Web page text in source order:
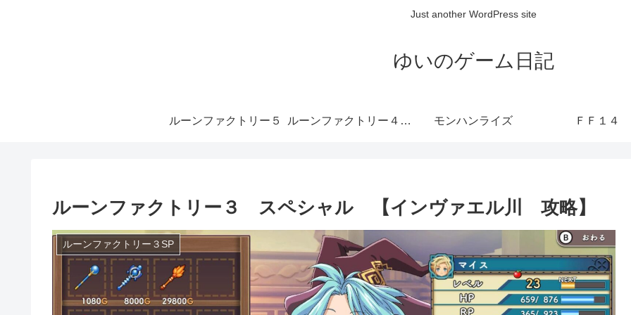
Just another WordPress site
ゆいのゲーム日記
ルーンファクトリー５ ルーンファクトリー４ SP モンハンライズ ＦＦ１４
ルーンファクトリー３ スペシャル 【インヴァエル川 攻略】
ルーンファクトリー３SP